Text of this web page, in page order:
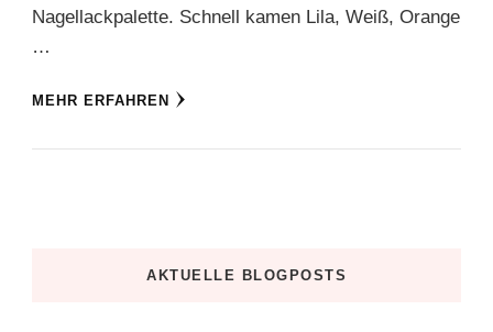
Nagellackpalette. Schnell kamen Lila, Weiß, Orange
…
MEHR ERFAHREN
AKTUELLE BLOGPOSTS